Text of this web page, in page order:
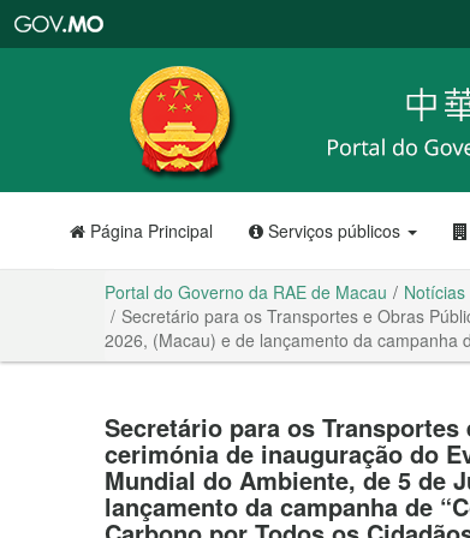
RAE
de
Macau
Página Principal Serviços públicos
Portal do Governo da RAE de Macau
Notícias
Secretário para os Transportes e Obras
2026, (Macau) e de lançamento da campanha
Secretário para os Transportes
cerimónia de inauguração do
Mundial do Ambiente, de 5 de
lançamento da campanha de